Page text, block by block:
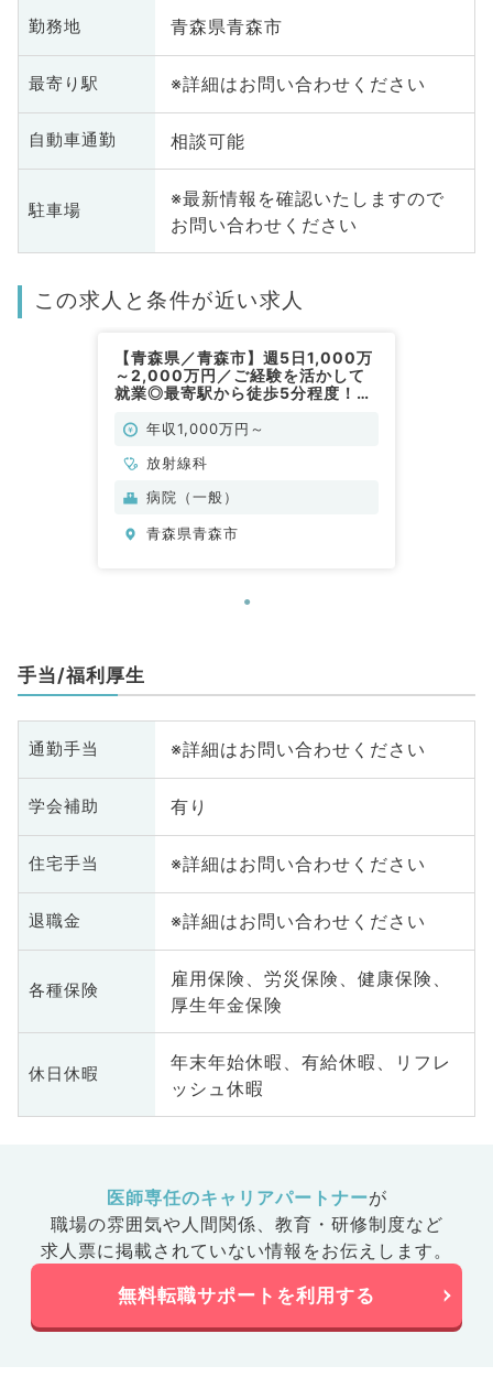
勤務地 青森県青森市
最寄り駅 ※詳細はお問い合わせください
自動車通勤 相談可能
駐車場
※最新情報を確認いたしますので
お問い合わせください
この求人と条件が近い求人
【青森県／青森市】週5日1,000万
～2,000万円／ご経験を活かして
就業◎最寄駅から徒歩5分程度！病
年収1,000万円～
放射線科
病院（一般）
青森県青森市
手当/福利厚生
通勤手当 ※詳細はお問い合わせください
学会補助 有り
住宅手当 ※詳細はお問い合わせください
退職金 ※詳細はお問い合わせください
各種保険
雇用保険、労災保険、健康保険、
厚生年金保険
休日休暇
年末年始休暇、有給休暇、リフレ
ッシュ休暇
医師専任のキャリアパートナーが
職場の雰囲気や人間関係、 教育・研修制度など
求人票に掲載されていない情報をお伝えします。
無料転職サポートを利用する